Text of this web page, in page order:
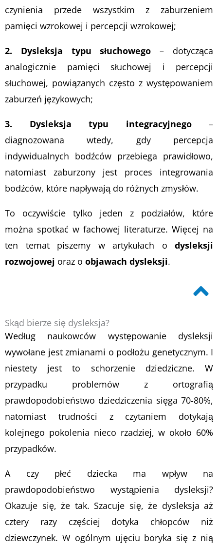
czynienia przede wszystkim z zaburzeniem
pamięci wzrokowej i percepcji wzrokowej;
2. Dysleksja typu słuchowego – dotycząca
analogicznie pamięci słuchowej i percepcji
słuchowej, powiązanych często z występowaniem
zaburzeń językowych;
3. Dysleksja typu integracyjnego–
diagnozowana wtedy, gdy percepcja
indywidualnych bodźców przebiega prawidłowo,
natomiast zaburzony jest proces integrowania
bodźców, które napływają do różnych zmysłów.
To oczywiście tylko jeden z podziałów, które
można spotkać w fachowej literaturze. Więcej na
ten temat piszemy w artykułach o dysleksji
rozwojowej oraz o objawach dysleksji.
Skąd bierze się dysleksja?
Według naukowców występowanie dysleksji
wywołane jest zmianami o podłożu genetycznym. I
niestety jest to schorzenie dziedziczne. W
przypadku problemów z ortografią
prawdopodobieństwo dziedziczenia sięga 70-80%,
natomiast trudności z czytaniem dotykają
kolejnego pokolenia nieco rzadziej, w około 60%
przypadków.
A czy płeć dziecka ma wpływ na
prawdopodobieństwo wystąpienia dysleksji?
Okazuje się, że tak. Szacuje się, że dysleksja aż
cztery razy częściej dotyka chłopców niż
dziewczynek. W ogólnym ujęciu boryka się z nią